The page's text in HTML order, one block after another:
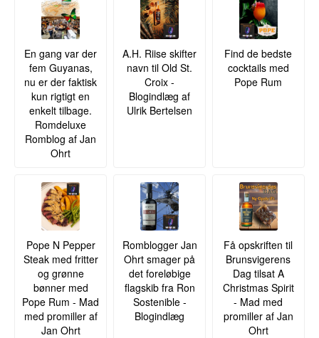
En gang var der
fem Guyanas,
nu er der faktisk
kun rigtigt en
enkelt tilbage.
Romdeluxe
Romblog af Jan
Ohrt
A.H. Riise skifter
navn til Old St.
Croix -
Blogindlæg af
Ulrik Bertelsen
Find de bedste
cocktails med
Pope Rum
Pope N Pepper
Steak med fritter
og grønne
bønner med
Pope Rum - Mad
med promiller af
Jan Ohrt
Romblogger Jan
Ohrt smager på
det foreløbige
flagskib fra Ron
Sostenible -
Blogindlæg
Få opskriften til
Brunsvigerens
Dag tilsat A
Christmas Spirit
- Mad med
promiller af Jan
Ohrt